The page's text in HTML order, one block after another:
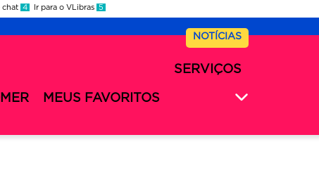
chat 4 Ir para o VLibras 5
NOTÍCIAS
MEUS FAVORITOS
SERVIÇOS